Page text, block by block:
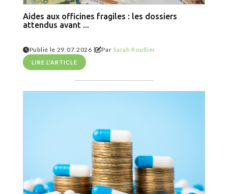
Aides aux officines fragiles : les dossiers
attendus avant ...
Publié le 29.07.2026 | ParSarah Roullier
LIRE L'ARTICLE